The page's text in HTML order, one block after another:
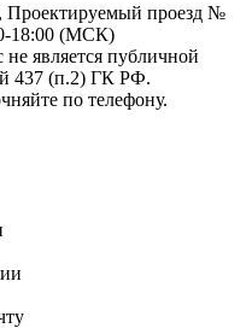
проезд №
18:00 (МСК)
является публичной
437 (п.2) ГК РФ.
по телефону.